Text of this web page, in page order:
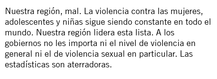
Nuestra región, mal. La violencia contra las mujeres,
adolescentes y niñas sigue siendo constante en todo el
mundo. Nuestra región lidera esta lista. A los
gobiernos no les importa ni el nivel de violencia en
general ni el de violencia sexual en particular. Las
estadísticas son aterradoras.